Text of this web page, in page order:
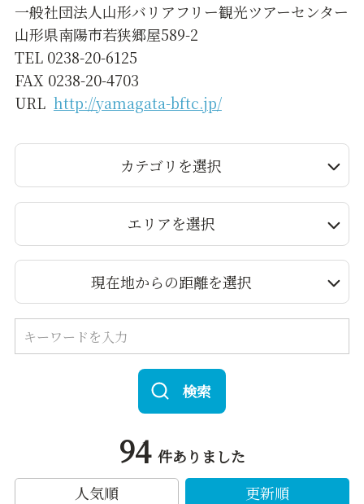
一般社団法人山形バリアフリー観光ツアーセンター
山形県南陽市若狭郷屋589-2
TEL 0238-20-6125
FAX 0238-20-4703
URL http://yamagata-bftc.jp/
カテゴリを選択
エリアを選択
現在地からの距離を選択
検索
94 件ありました
人気順
更新順